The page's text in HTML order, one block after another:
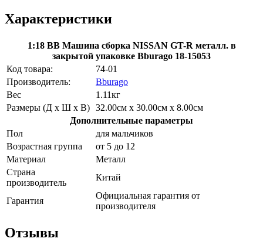
Характеристики
1:18 BB Машина сборка NISSAN GT-R металл. в
закрытой упаковке Bburago 18-15053
Код товара:
74-01
Производитель:
Bburago
Вес
1.11кг
Размеры (Д х Ш х В) 32.00см x 30.00см x 8.00см
Дополнительные параметры
Пол
для мальчиков
Возрастная группа
от 5 до 12
Материал
Металл
Страна
производитель
Китай
Гарантия
Официальная гарантия от
производителя
Отзывы